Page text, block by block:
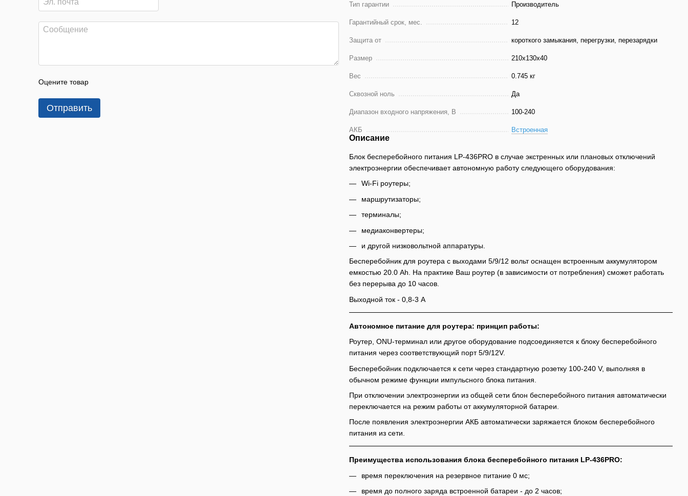
Оцените товар
Отправить
Тип гарантии Производитель
Гарантийный срок, мес. 12
Защита от короткого замыкания, перегрузки, перезарядки
Размер 210х130х40
Вес 0.745 кг
Сквозной ноль Да
Диапазон входного напряжения, В 100-240
АКБ Встроенная
Описание
Блок бесперебойного питания LP-436PRO в случае экстренных или плановых отключений
электроэнергии обеспечивает автономную работу следующего оборудования:
Wi-Fi роутеры;
маршрутизаторы;
терминалы;
медиаконвертеры;
и другой низковольтной аппаратуры.
Бесперебойник для роутера с выходами 5/9/12 вольт оснащен встроенным аккумулятором
емкостью 20.0 Ah. На практике Ваш роутер (в зависимости от потребления) сможет работать
без перерыва до 10 часов.
Выходной ток - 0,8-3 A
Автономное питание для роутера: принцип работы:
Роутер, ONU-терминал или другое оборудование подсоединяется к блоку бесперебойного
питания через соответствующий порт 5/9/12V.
Бесперебойник подключается к сети через стандартную розетку 100-240 V, выполняя в
обычном режиме функции импульсного блока питания.
При отключении электроэнергии из общей сети блон бесперебойного питания автоматически
переключается на режим работы от аккумуляторной батареи.
После появления электроэнергии АКБ автоматически заряжается блоком бесперебойного
питания из сети.
Преимущества использования блока бесперебойного питания LP-436PRO:
время переключения на резервное питание 0 мс;
время до полного заряда встроенной батареи - до 2 часов;